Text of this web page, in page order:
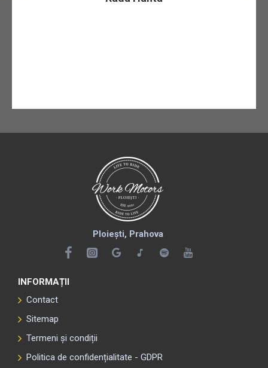
Șoferi care preferă un suport de telefon stabil în
Ploiești, Prahova
INFORMAȚII
Contact
Sitemap
Termeni și condiții
Politica de confidențialitate - GDPR